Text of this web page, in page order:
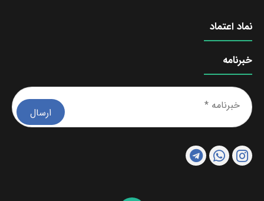
نماد اعتماد
خبرنامه
*